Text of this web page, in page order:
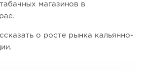
магазинов в
о росте рынка кальянно-